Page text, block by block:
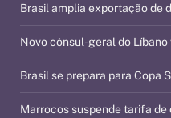
Brasil amplia exportação de
Novo cônsul-geral do Líbano
Brasil se prepara para Copa
Marrocos suspende tarifa de